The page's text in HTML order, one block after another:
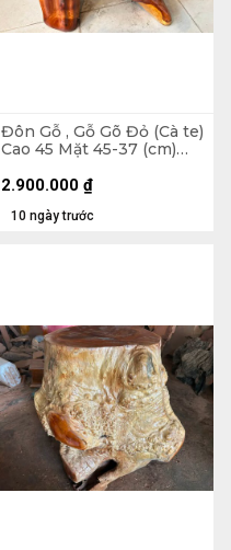
Đôn Gỗ , Gỗ Gõ Đỏ (Cà te)
Cao 45 Mặt 45-37 (cm)
10 ngày trước
2.900.000 ₫